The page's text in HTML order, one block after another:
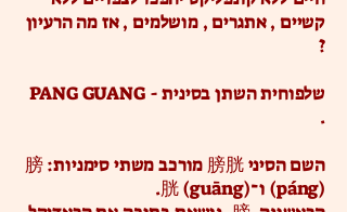
קשיים , אתגרים , מושלמים , אז מה הרעיון
?
שלפוחית השתן בסינית - PANG GUANG
.
השם הסיני 膀胱 מורכב משתי סימניות: 膀
(páng) ו־胱 (guāng).